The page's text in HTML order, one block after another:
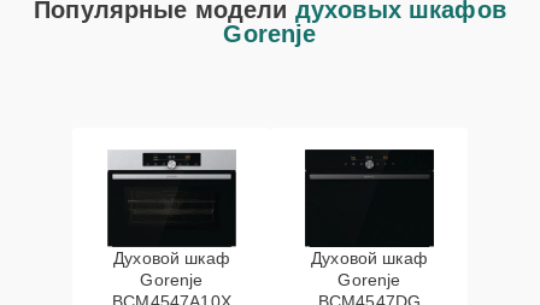
Популярные модели духовых шкафов
Gorenje
Духовой шкаф
Gorenje
Духовой шкаф
Gorenje